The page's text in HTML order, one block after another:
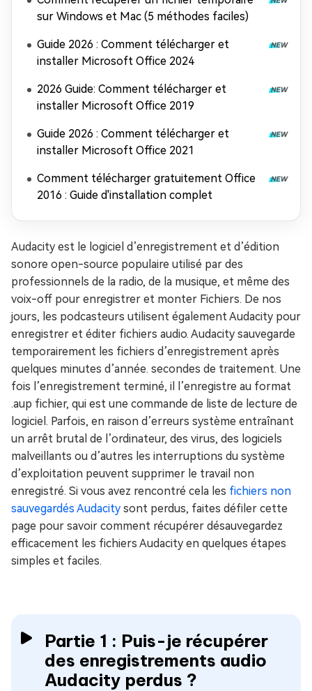
sur Windows et Mac (5 méthodes faciles)
Guide 2026 : Comment télécharger et
installer Microsoft Office 2024
2026 Guide: Comment télécharger et
installer Microsoft Office 2019
Guide 2026 : Comment télécharger et
installer Microsoft Office 2021
Comment télécharger gratuitement Office
2016 : Guide d'installation complet
Audacity est le logiciel d’enregistrement et d’édition
sonore open-source populaire utilisé par des
professionnels de la radio, de la musique, et même des
voix-off pour enregistrer et monter Fichiers. De nos
jours, les podcasteurs utilisent également Audacity pour
enregistrer et éditer fichiers audio. Audacity sauvegarde
temporairement les fichiers d’enregistrement après
quelques minutes d’année. secondes de traitement. Une
fois l’enregistrement terminé, il l’enregistre au format
.aup fichier, qui est une commande de liste de lecture de
logiciel. Parfois, en raison d’erreurs système entraînant
un arrêt brutal de l’ordinateur, des virus, des logiciels
malveillants ou d’autres les interruptions du système
d’exploitation peuvent supprimer le travail non
enregistré. Si vous avez rencontré cela les fichiers non
sauvegardés Audacity sont perdus, faites défiler cette
page pour savoir comment récupérer désauvegardez
efficacement les fichiers Audacity en quelques étapes
simples et faciles.
Partie 1 : Puis-je récupérer
des enregistrements audio
Audacity perdus ?